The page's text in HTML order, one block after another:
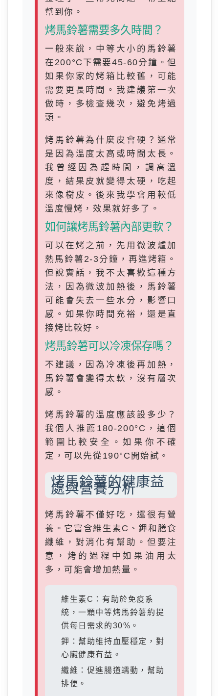
幫到你。
烤馬鈴薯需要多久時間？
一般來說，中等大小的馬鈴薯
在200°C下需要45-60分鐘。但
如果你家的烤箱比較舊，可能
需要更長時間。我建議第一次
做時，多檢查幾次，避免烤過
頭。
烤馬鈴薯為什麼皮會硬？通常
是因為溫度太高或時間太長。
我曾經因為趕時間，調高溫
度，結果皮就變得太硬，吃起
來像樹皮。後來我學會用較低
溫度慢烤，效果就好多了。
如何讓烤馬鈴薯內部更軟？
可以在烤之前，先用微波爐加
熱馬鈴薯2-3分鐘，再進烤箱。
但說實話，我不太喜歡這種方
法，因為微波加熱後，馬鈴薯
可能會失去一些水分，影響口
感。如果你時間充裕，還是直
接烤比較好。
烤馬鈴薯可以冷凍保存嗎？
不建議，因為冷凍後再加熱，
馬鈴薯會變得太軟，沒有層次
感。
烤馬鈴薯的溫度應該設多少？
我個人推薦180-200°C，這個
範圍比較安全。如果你不確
定，可以先從190°C開始試。
烤馬鈴薯的健康益
處與營養分析
烤馬鈴薯不僅好吃，還很有營
養。它富含維生素C、鉀和膳食
纖維，對消化有幫助。但要注
意，烤的過程中如果油用太
多，可能會增加熱量。
維生素C：有助於免疫系
統，一顆中等烤馬鈴薯約提
供每日需求的30%。
鉀：幫助維持血壓穩定，對
心臟健康有益。
纖維：促進腸道蠕動，幫助
排便。